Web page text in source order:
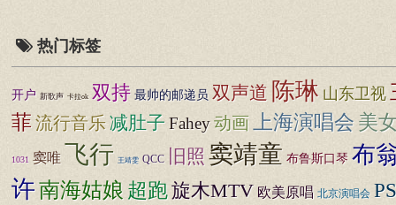
热门标签
开户 新歌声 卡拉ok 双持 最帅的邮递员 双声道 陈琳 山东卫视
菲流行音乐减肚子Fahey动画 上海演唱会 美
1031 窦唯 飞行 王靖雯 QCC 旧照 窦靖童 布鲁斯口琴 布
许南海姑娘 超跑旋木MTV 欧美原唱 北京演唱会 PS